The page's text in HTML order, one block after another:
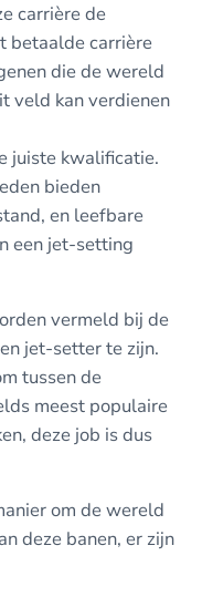
carrière de
betaalde carrière
die de wereld
veld kan verdienen
juiste kwalificatie.
bieden
en leefbare
een jet-setting
vermeld bij de
jet-setter te zijn.
tussen de
meest populaire
deze job is dus
om de wereld
deze banen, er zijn